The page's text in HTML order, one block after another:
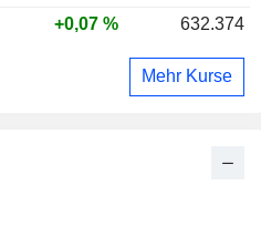
+0,07 % 632.374
Mehr Kurse